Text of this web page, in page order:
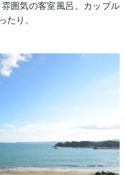
囲気の客室風呂。カップル
たり。